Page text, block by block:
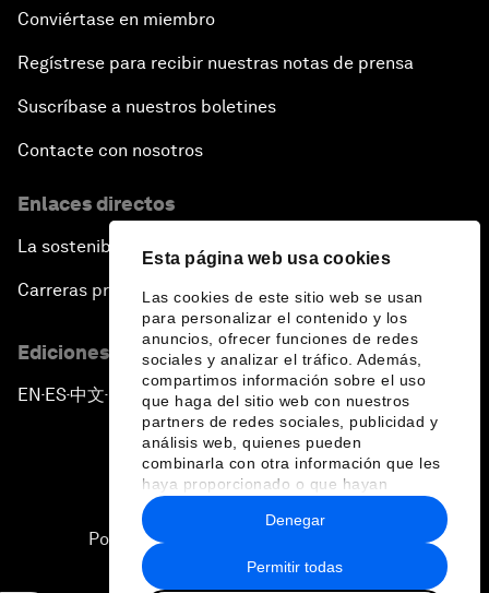
Esta página web usa cookies
Las cookies de este sitio web se usan
para personalizar el contenido y los
anuncios, ofrecer funciones de redes
sociales y analizar el tráfico. Además,
compartimos información sobre el uso
que haga del sitio web con nuestros
partners de redes sociales, publicidad y
análisis web, quienes pueden
combinarla con otra información que les
haya proporcionado o que hayan
recopilado a partir del uso que haya
hecho de sus servicios.
Permitir todas
Denegar
Conviértase en miembro
Regístrese para recibir nuestras notas de prensa
Suscríbase a nuestros boletines
Contacte con nosotros
Enlaces directos
La sostenibilidad en el Foro
Carreras profesionales
Ediciones en otros idiomas
EN ▪ES▪中文▪ 日本語
Política de privacidad y normas de uso
Sitemap